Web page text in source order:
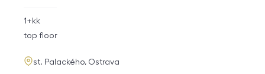
rozměry
disposition
1+kk
funkce
top floor
adresa
st. Palackého, Ostrava